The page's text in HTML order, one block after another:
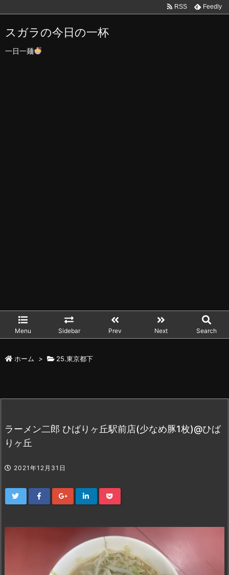
スガラの今日の一杯
一日一麺
Menu Sidebar Prev Next Search
RSS Feedly
ホーム > 25.東京都下
ラーメン二郎 ひばりヶ丘駅前店(少なめ豚1枚)@ひば
りヶ丘
2021年12月31日